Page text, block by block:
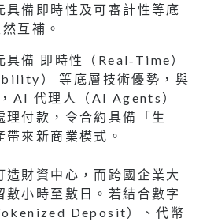
具備即時性及可審計性等底
互補。
備 即時性（Real‑Time）
） 等底層技術優勢，與
AI 代理人（AI Agents）
理付款，令合約具備「生
來新商業模式。
財資中心，而跨國企業大
數小時至數日。若結合數字
Deposit）、代幣